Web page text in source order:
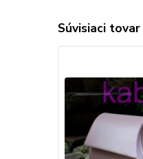
Súvisiaci tovar